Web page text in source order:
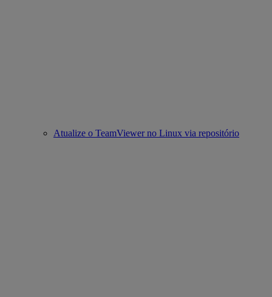
Atualize o TeamViewer no Linux via repositório